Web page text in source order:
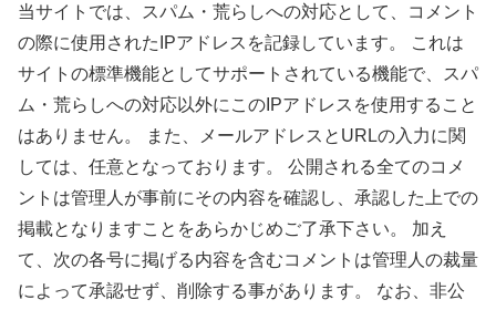
当サイトでは、スパム・荒らしへの対応として、コメント
の際に使用されたIPアドレスを記録しています。 これは
サイトの標準機能としてサポートされている機能で、スパ
ム・荒らしへの対応以外にこのIPアドレスを使用すること
はありません。 また、メールアドレスとURLの入力に関
しては、任意となっております。 公開される全てのコメ
ントは管理人が事前にその内容を確認し、承認した上での
掲載となりますことをあらかじめご了承下さい。 加え
て、次の各号に掲げる内容を含むコメントは管理人の裁量
によって承認せず、削除する事があります。 なお、非公